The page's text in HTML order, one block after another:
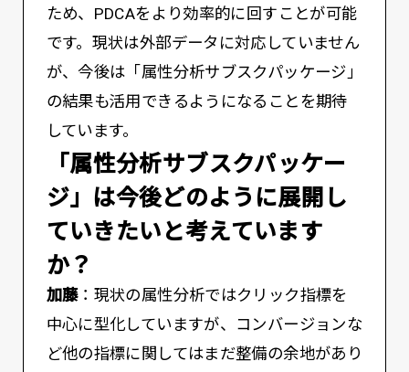
ため、PDCAをより効率的に回すことが可能
です。現状は外部データに対応していません
が、今後は「属性分析サブスクパッケージ」
の結果も活用できるようになることを期待
しています。
――「属性分析サブスクパッケー
ジ」は今後どのように展開し
ていきたいと考えています
か？
加藤：現状の属性分析ではクリック指標を
中心に型化していますが、コンバージョンな
ど他の指標に関してはまだ整備の余地があり